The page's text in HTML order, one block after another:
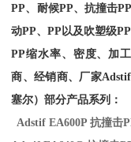
PP、耐候PP、抗撞击
动PP、PP以及吹塑级
PP缩水率、密度、加
商、经销商、厂家
塞尔）部分产品系列：
Adstif EA600P抗撞击